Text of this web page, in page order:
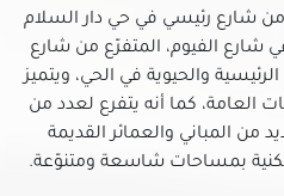
في روض الفرج
زهراء المعادى
زهراء مدينة نصر
سراي القبة
طلعت مصطفي
شارع رئيسي في حي دار السلام
الفيوم، المتفرّع من شارع
والحيوية في الحي، ويتميز
العامة، كما أنه يتفرع لعدد من
من المباني والعمائر القديمة
بمساحات شاسعة ومتنوّعة.